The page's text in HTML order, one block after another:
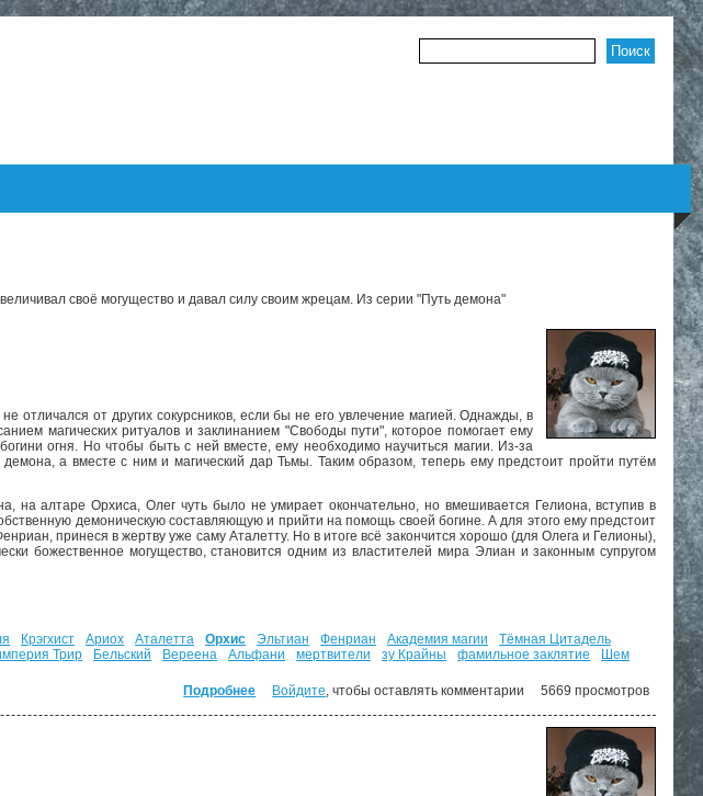
Форма поиска
своё могущество и давал силу своим жрецам. Из серии "Путь демона"
отличался от других сокурсников, если бы не его увлечение магией. Однажды, в
магических ритуалов и заклинанием "Свободы пути", которое помогает ему
огня. Но чтобы быть с ней вместе, ему необходимо научиться магии. Из-за
а вместе с ним и магический дар Тьмы. Таким образом, теперь ему предстоит пройти путём
на алтаре Орхиса, Олег чуть было не умирает окончательно, но вмешивается Гелиона, вступив в
демоническую составляющую и прийти на помощь своей богине. А для этого ему предстоит
принеся в жертву уже саму Аталетту. Но в итоге всё закончится хорошо (для Олега и Гелионы),
божественное могущество, становится одним из властителей мира Элиан и законным супругом
Крэгхист Ариох Аталетта Орхис Эльтиан Фенриан Академия магии
Тёмная Цитадель
Трир Бельский Вереена Альфани мертвители зу Крайны фамильное заклятие
Шем
Подробнее о Путь демона. ("Путь демона" - 4)
Войдите, чтобы оставлять комментарии 5669 просмотров